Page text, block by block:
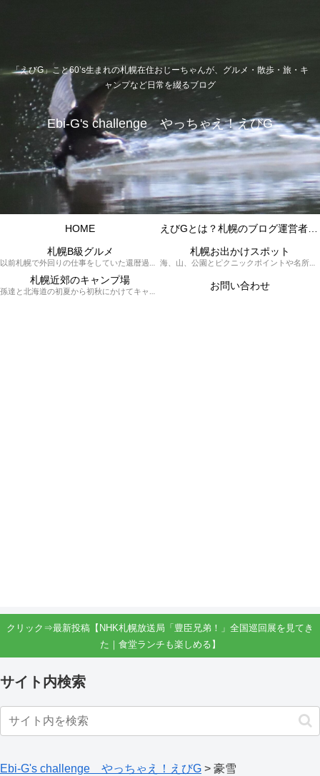
「えびG」こと60’s生まれの札幌在住おじーちゃんが、グルメ・散歩・旅・キ
ャンプなど日常を綴るブログ
Ebi-G's challenge やっちゃえ！えびG
HOME
札幌B級グルメ
以前札幌で外回りの仕事をしていた還暦過ぎブロガー「えびG」がランチ（サラリーマンランチ、サラメシ）を中心に、おそば、ラーメン、中華、日替わりランチを「札幌Bグルメ」と題してレポートしているブログカテゴリーのページです。現在は定年後の再雇用で札幌中とはいかなまでも会社の近くのすすきの界隈や家のある札幌市南区を中心に徘徊しております。
札幌お出かけスポット
海、山、公園とピクニックポイントや名所、旧跡などなど、、、、、札幌はもとより郊外の無理なく日帰りでいって帰ってこれるお出かけスポットを孫っち達（小学５、３年生、幼稚園年長さんの３人）とえびGがお出かけをして紹介しているページです。
札幌近郊のキャンプ場
孫達と北海道の初夏から初秋にかけてキャンプに出かけます。キャンプ場情報だったり料理だったり花火や遊びに虫取りとまさに「やっちゃえ！えびG」やりたい放題のブログです。 お問い合わせ
クリック⇒最新投稿【NHK札幌放送局「豊臣兄弟！」全国巡回展を見てき
た｜食堂ランチも楽しめる】
サイト内検索
Ebi-G's challenge やっちゃえ！えびG > 豪雪